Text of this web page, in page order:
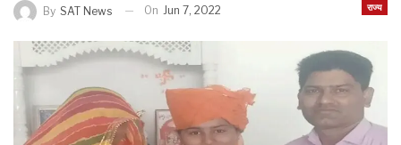
राज्य
By SAT News On Jun 7, 2022